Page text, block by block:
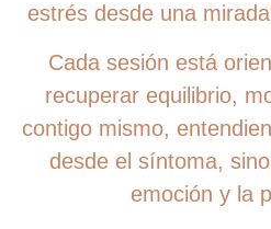
estrés desde una
Cada sesión está
recuperar equilibrio,
contigo mismo,
desde el síntoma,
emoción y la